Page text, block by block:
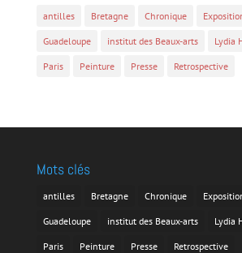
antilles Bretagne Chronique
Guadeloupe institut des Beaux-arts Lydia
Paris Peinture Presse Retrospective
Mots clés
antilles Bretagne Chronique
Guadeloupe institut des Beaux-arts Lydia
Paris Peinture Presse Retrospective